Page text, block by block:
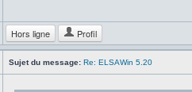
Hors ligne Profil
Sujet du message: Re: ELSAWin 5.20